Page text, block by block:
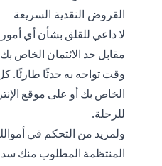
القروض النقدية السريعة
لا داعي للقلق بشأن أي
مقابل حد الائتمان الخاص
وقت تواجه به حدثًا طارئًا.
الخاص بك أو على موقع
للرحلة.
ولمزيد من التحكم في
المنتظمة المطلوب منك